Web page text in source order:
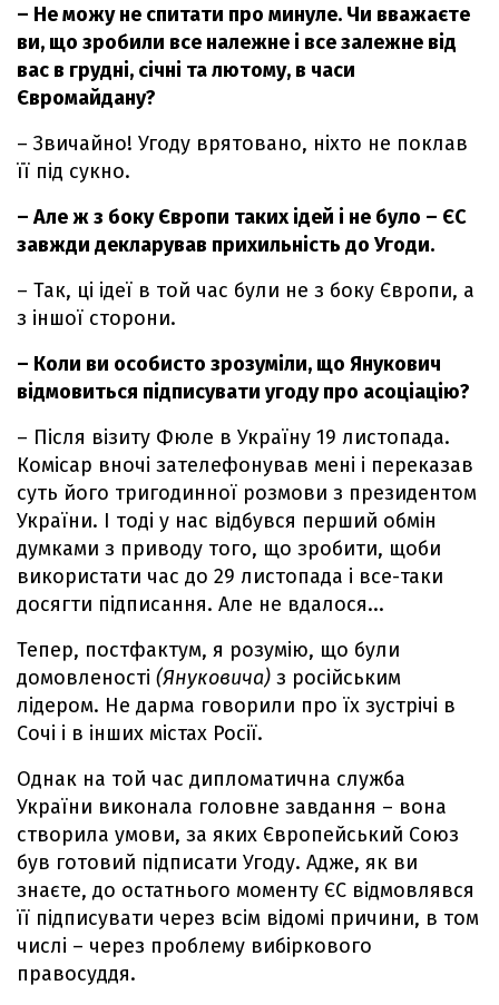
– Не можу не спитати про минуле. Чи вважаєте
ви, що зробили все належне і все залежне від
вас в грудні, січні та лютому, в часи
Євромайдану?
– Звичайно! Угоду врятовано, ніхто не поклав
її під сукно.
– Але ж з боку Європи таких ідей і не було – ЄС
завжди декларував прихильність до Угоди.
– Так, ці ідеї в той час були не з боку Європи, а
з іншої сторони.
– Коли ви особисто зрозуміли, що Янукович
відмовиться підписувати угоду про асоціацію?
– Після візиту Фюле в Україну 19 листопада.
Комісар вночі зателефонував мені і переказав
суть його тригодинної розмови з президентом
України. І тоді у нас відбувся перший обмін
думками з приводу того, що зробити, щоби
використати час до 29 листопада і все-таки
досягти підписання. Але не вдалося...
Тепер, постфактум, я розумію, що були
домовленості (Януковича) з російським
лідером. Не дарма говорили про їх зустрічі в
Сочі і в інших містах Росії.
Однак на той час дипломатична служба
України виконала головне завдання – вона
створила умови, за яких Європейський Союз
був готовий підписати Угоду. Адже, як ви
знаєте, до остатнього моменту ЄС відмовлявся
її підписувати через всім відомі причини, в том
числі – через проблему вибіркового
правосуддя.